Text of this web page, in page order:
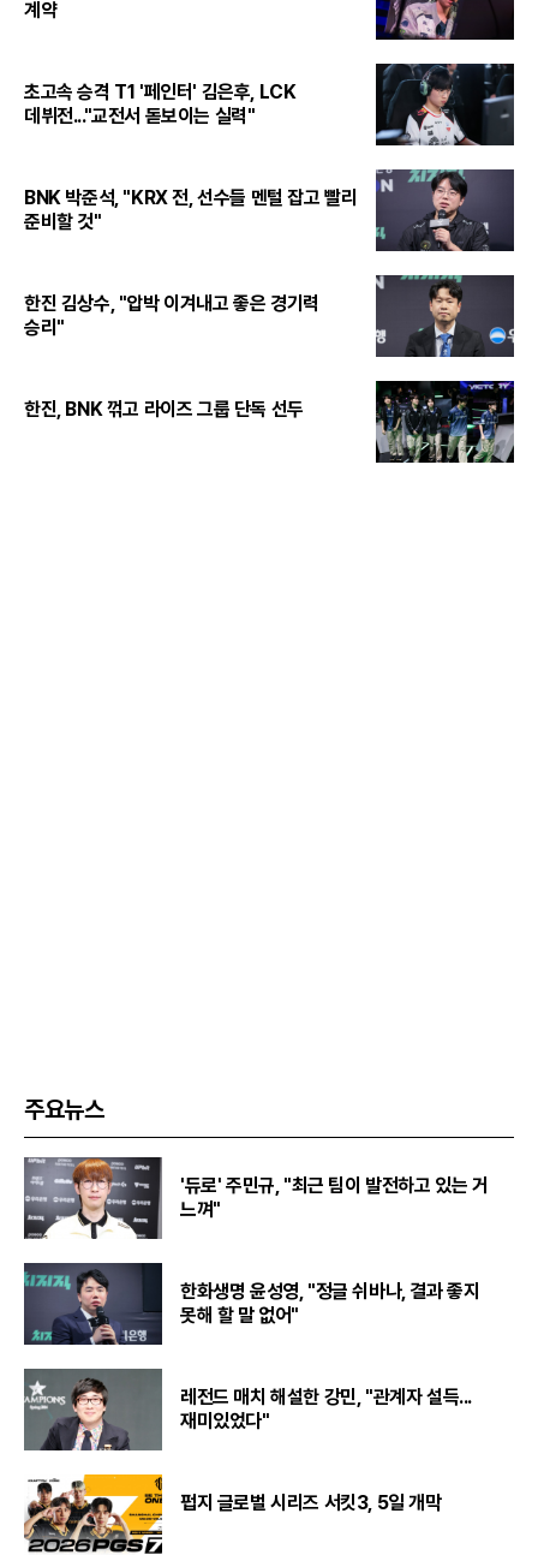
계약
초고속 승격 T1 '페인터' 김은후, LCK
데뷔전..."교전서 돋보이는 실력"
BNK 박준석, "KRX 전, 선수들 멘털 잡고 빨리
준비할 것"
한진 김상수, "압박 이겨내고 좋은 경기력
승리"
한진, BNK 꺾고 라이즈 그룹 단독 선두
주요뉴스
'듀로' 주민규, "최근 팀이 발전하고 있는 거
느껴"
한화생명 윤성영, "정글 쉬바나, 결과 좋지
못해 할 말 없어"
레전드 매치 해설한 강민, "관계자 설득...
재미있었다"
펍지 글로벌 시리즈 서킷3, 5일 개막